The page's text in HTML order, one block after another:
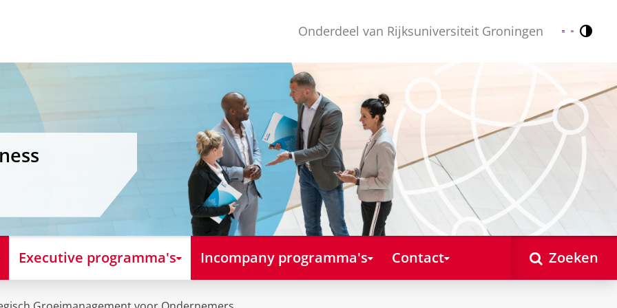
Onderdeel van Rijksuniversiteit Groningen Nederlands
English
Executive programma's Incompany programma's Contact Zoeken